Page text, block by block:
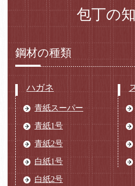
包丁の
鋼材の種類
ハガネ
青紙スーパー
青紙1号
青紙2号
白紙1号
白紙2号